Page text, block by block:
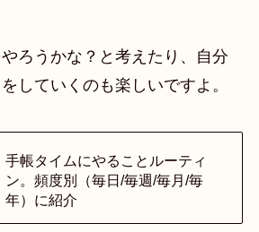
ろうかな？と考えたり、自分
していくのも楽しいですよ。
手帳タイムにやることルーティ
ン。頻度別（毎日/毎週/毎月/毎
年）に紹介